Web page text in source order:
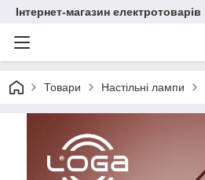
Інтернет-магазин електротоварів
Товари Настільні лампи